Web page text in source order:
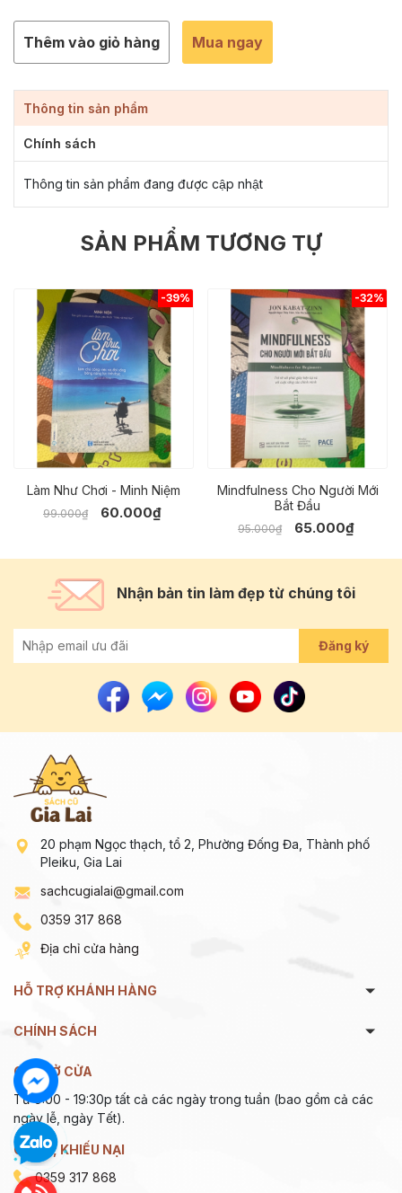
Thêm vào giỏ hàng Mua ngay
Thông tin sản phẩm
Chính sách
Thông tin sản phẩm đang được cập nhật
SẢN PHẨM TƯƠNG TỰ
-39%
Làm Như Chơi - Minh Niệm
99.000₫ 60.000₫
-32%
Mindfulness Cho Người Mới
Bắt Đầu
95.000₫ 65.000₫
Nhận bản tin làm đẹp từ chúng tôi
Đăng ký
20 phạm Ngọc thạch, tổ 2, Phường Đống Đa, Thành phố
Pleiku, Gia Lai
sachcugialai@gmail.com
0359 317 868
Địa chỉ cửa hàng
HỖ TRỢ KHÁNH HÀNG
CHÍNH SÁCH
GIỜ MỞ CỬA
Từ 9:00 - 19:30p tất cả các ngày trong tuần (bao gồm cả các
ngày lễ, ngày Tết).
GÓP Ý, KHIẾU NẠI
0359 317 868